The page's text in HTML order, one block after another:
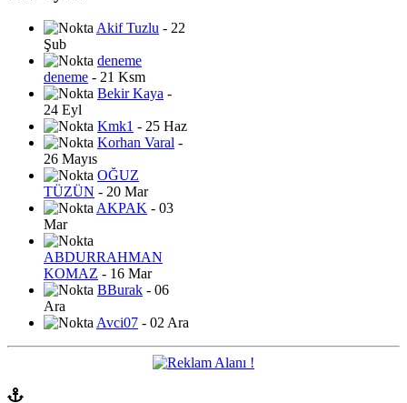
Akif Tuzlu - 22
Şub
deneme
deneme - 21 Ksm
Bekir Kaya -
24 Eyl
Kmk1 - 25 Haz
Korhan Varal -
26 Mayıs
OĞUZ
TÜZÜN - 20 Mar
AKPAK - 03
Mar
ABDURRAHMAN
KOMAZ - 16 Mar
BBurak - 06
Ara
Avci07 - 02 Ara